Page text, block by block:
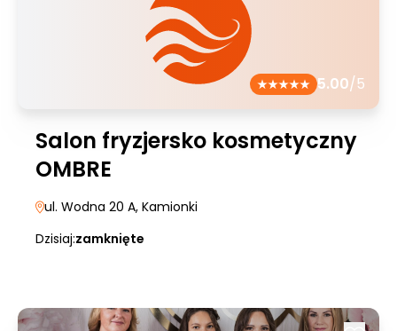
5.00/5
Salon fryzjersko kosmetyczny
OMBRE
ul. Wodna 20 A, Kamionki
Dzisiaj:zamknięte